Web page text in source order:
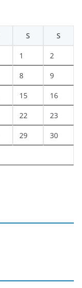
S S
1 2
8 9
15 16
22 23
29 30